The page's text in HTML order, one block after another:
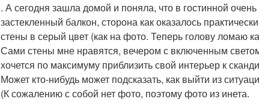
. А сегодня зашла домой и поняла, что в гостинной
застекленный балкон, сторона как оказалось
стены в серый цвет (как на фото. Теперь голову ломаю
Сами стены мне нравятся, вечером с включенным
хочется по максимуму приблизить свой интерьер к
Может кто-нибудь может подсказать, как выйти из
(К сожалению с собой нет фото, поэтому фото из инета.